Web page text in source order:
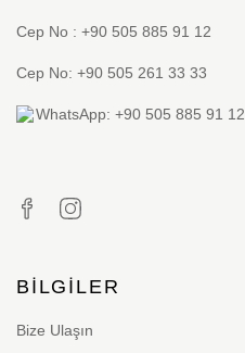
Cep No : +90 505 885 91 12
Cep No: +90 505 261 33 33
WhatsApp: +90 505 885 91 12
BILGILER
Bize Ulaşın